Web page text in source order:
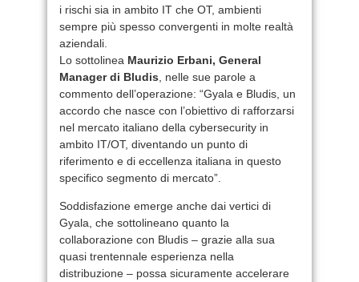
i rischi sia in ambito IT che OT, ambienti
sempre più spesso convergenti in molte realtà
aziendali.
Lo sottolinea Maurizio Erbani, General
Manager di Bludis , nelle sue parole a
commento dell’operazione: “Gyala e Bludis, un
accordo che nasce con l’obiettivo di rafforzarsi
nel mercato italiano della cybersecurity in
ambito IT/OT, diventando un punto di
riferimento e di eccellenza italiana in questo
specifico segmento di mercato”.
Soddisfazione emerge anche dai vertici di
Gyala, che sottolineano quanto la
collaborazione con Bludis – grazie alla sua
quasi trentennale esperienza nella
distribuzione – possa sicuramente accelerare